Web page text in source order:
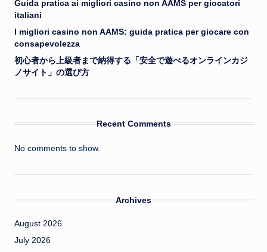
Guida pratica ai migliori casino non AAMS per giocatori
italiani
I migliori casino non AAMS: guida pratica per giocare con
consapevolezza
初心者から上級者まで納得する「安全で遊べるオンラインカジ
ノサイト」の選び方
Recent Comments
No comments to show.
Archives
August 2026
July 2026